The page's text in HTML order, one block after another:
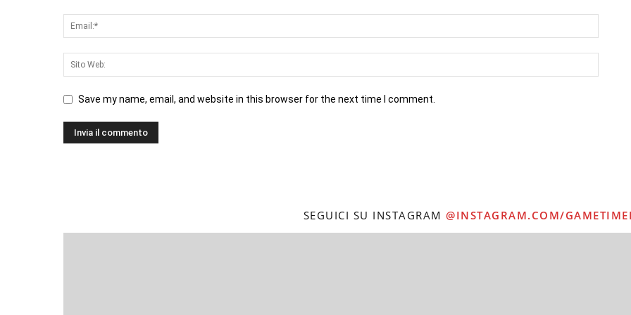
Save my name, email, and website in this browser for the next time I comment.
SEGUICI SU INSTAGRAM @INSTAGRAM.COM/